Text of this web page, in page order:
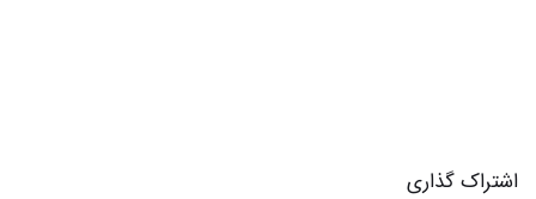
اشتراک گذاری